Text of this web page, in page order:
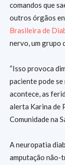
comandos que
outros órgãos
Brasileira de
nervo, um grupo
“Isso provoca
paciente pode
acontece, as
alerta Karina de
Comunidade na
A neuropatia
amputação não-